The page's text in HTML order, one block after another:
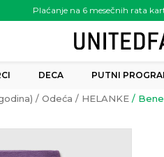
Plaćanje na 6 mesečnih rata
preko
DECA PUTNI
Odeća HELANKE